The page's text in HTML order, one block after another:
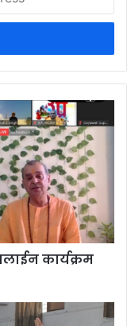
कार्यक्रम